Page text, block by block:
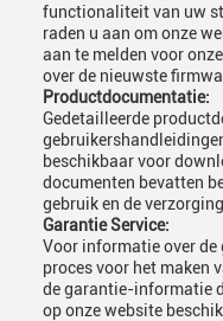
functionaliteit van uw
raden u aan om onze
aan te melden voor
over de nieuwste
Productdocumentatie:
Gedetailleerde
beschikbaar voor
documenten bevatten
gebruik en de
Garantie Service:
Voor informatie over de
proces voor het maken
de garantie-informatie
op onze website